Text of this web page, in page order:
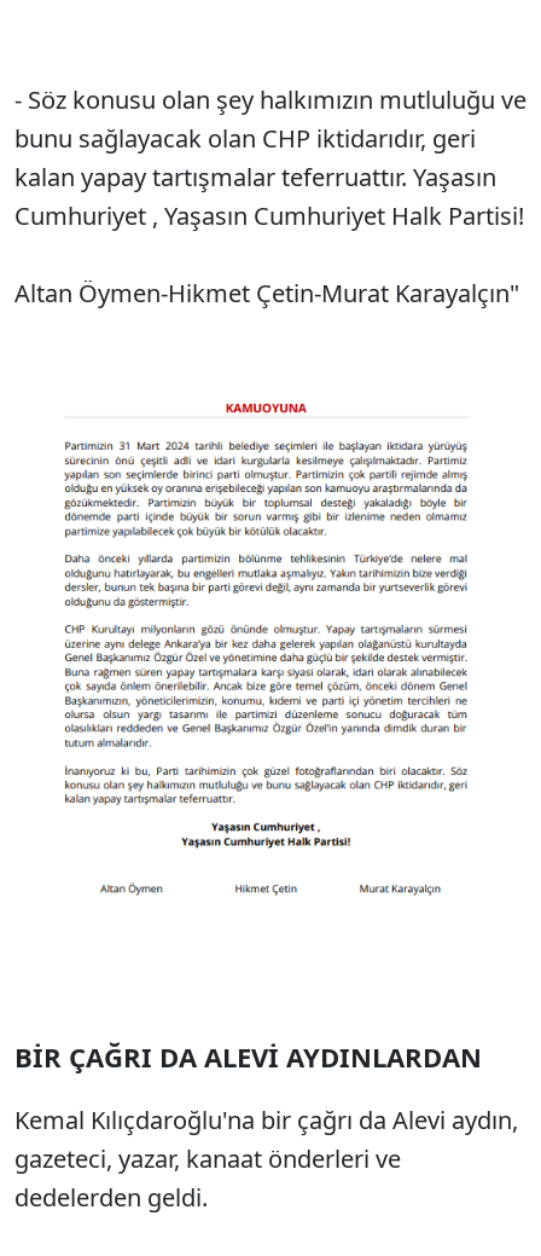
- Söz konusu olan şey halkımızın mutluluğu ve
bunu sağlayacak olan CHP iktidarıdır, geri
kalan yapay tartışmalar teferruattır. Yaşasın
Cumhuriyet , Yaşasın Cumhuriyet Halk Partisi!
Altan Öymen-Hikmet Çetin-Murat Karayalçın"
BİR ÇAĞRI DA ALEVİ AYDINLARDAN
Kemal Kılıçdaroğlu'na bir çağrı da Alevi aydın,
gazeteci, yazar, kanaat önderleri ve
dedelerden geldi.